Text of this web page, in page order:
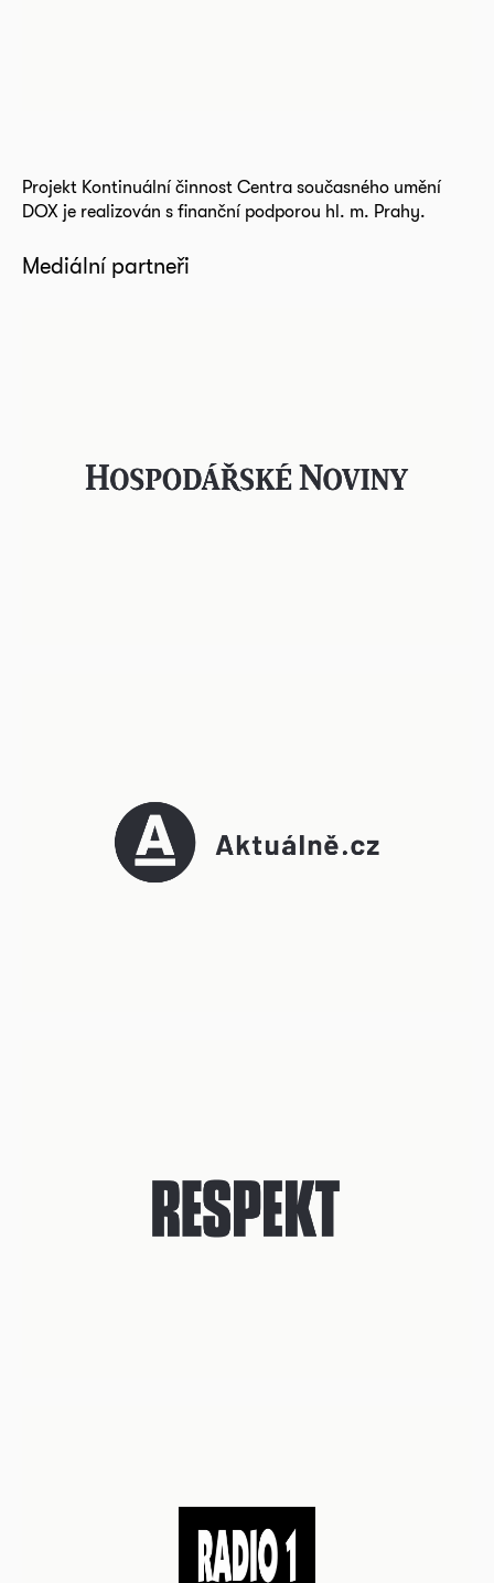
Projekt Kontinuální činnost Centra současného umění
DOX je realizován s finanční podporou hl. m. Prahy.
Mediální partneři